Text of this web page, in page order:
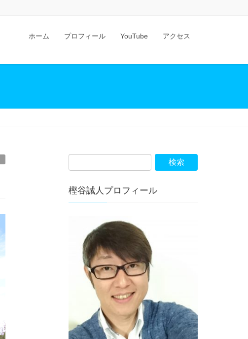
ホーム プロフィール YouTube アクセス
樫谷誠人プロフィール